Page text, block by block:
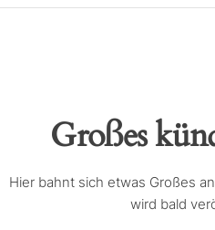
Großes
Hier bahnt sich etwas Großes
wird bald